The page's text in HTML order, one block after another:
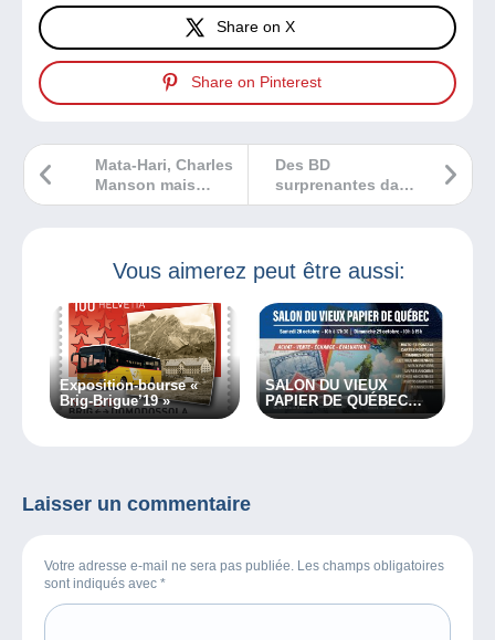
Share on X
Share on Pinterest
Des BD
surprenantes dans
ma chronique
Mata-Hari, Charles
Manson mais
aussi Zola, que de
découvrir dans ma
chronique radio !
Vous aimerez peut être aussi:
Exposition-bourse «
Brig-Brigue’19 »
SALON DU VIEUX
PAPIER DE QUÉBEC
2023
Laisser un commentaire
Votre adresse e-mail ne sera pas publiée. Les champs obligatoires
sont indiqués avec *